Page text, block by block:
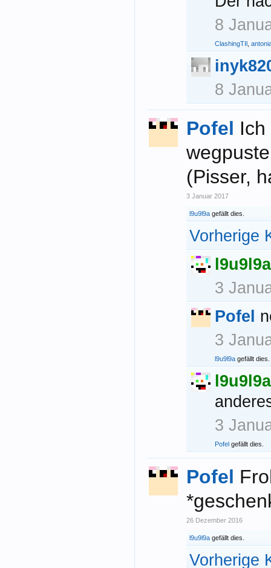
8
ClashingTIl
8
Pofel
(Pisser,
3 Januar 2017
l9u9l9a gefällt dies.
Vorherige
l9u9l9a
3
Pofel
3
l9u9l9a gefällt dies.
l9u9l9a
3
Pofel gefällt dies.
Pofel
26 Dezember 2016
l9u9l9a gefällt dies.
Vorherige